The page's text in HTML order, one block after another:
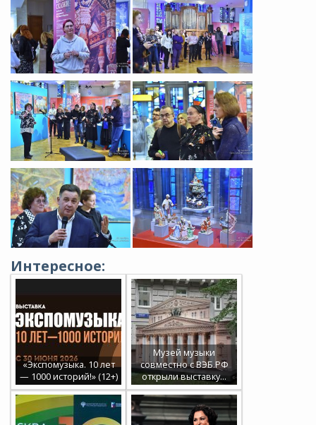
Интересное:
«Экспомузыка. 10 лет
— 1000 историй!» (12+)
Музей музыки
совместно с ВЭБ.РФ
открыли выставку…